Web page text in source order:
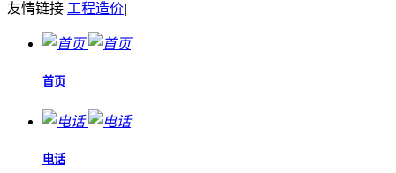
友情链接 工程造价|
首页
电话